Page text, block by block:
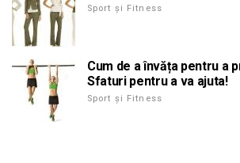
Sport și Fitness
Cum de a învăța pentru a
Sfaturi pentru a va ajuta!
Sport și Fitness